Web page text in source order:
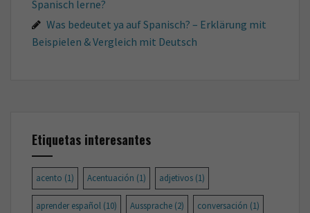
Spanisch lerne?
Was bedeutet ya auf Spanisch? – Erklärung mit
Beispielen & Vergleich mit Deutsch
Etiquetas interesantes
acento (1) Acentuación (1) adjetivos (1)
aprender español (10) Aussprache (2) conversación (1)